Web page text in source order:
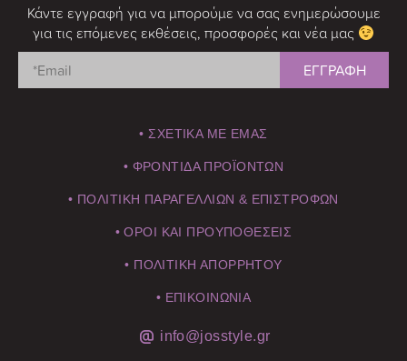
Κάντε εγγραφή για να μπορούμε να σας ενημερώσουμε
για τις επόμενες εκθέσεις, προσφορές και νέα μας
• ΣΧΕΤΙΚΑ ΜΕ ΕΜΑΣ
• ΦΡΟΝΤΙΔΑ ΠΡΟΪΟΝΤΩΝ
• ΠΟΛΙΤΙΚΗ ΠΑΡΑΓΕΛΛΙΩΝ & ΕΠΙΣΤΡΟΦΩΝ
• ΟΡΟΙ ΚΑΙ ΠΡΟΥΠΟΘΕΣΕΙΣ
• ΠΟΛΙΤΙΚΗ ΑΠΟΡΡΗΤΟΥ
• ΕΠΙΚΟΙΝΩΝΙΑ
info@josstyle.gr